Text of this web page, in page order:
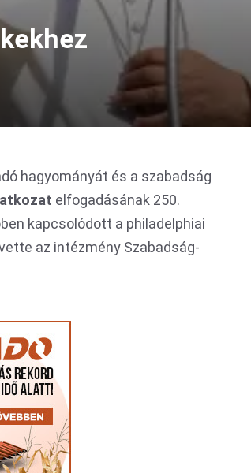
hagyományát és a szabadság
elfogadásának 250.
kapcsolódott a philadelphiai
az intézmény Szabadság-